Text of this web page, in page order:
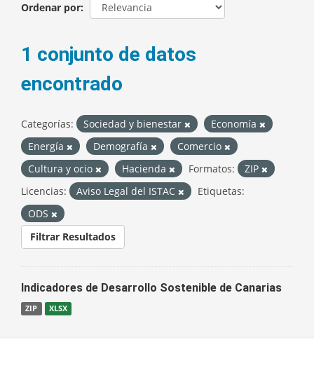
Ordenar por
1 conjunto de datos
encontrado
Categorías: Sociedad y bienestar
Economía
Energía
Demografía
Comercio
Cultura y ocio
Hacienda Formatos:
ZIP
Licencias:
Aviso Legal del ISTAC
Etiquetas:
ODS
Filtrar Resultados
Indicadores de Desarrollo Sostenible de Canarias
ZIP XLSX